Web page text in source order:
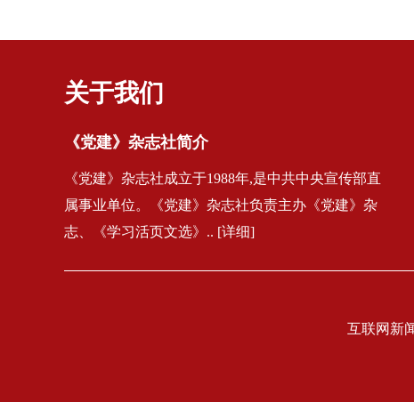
关于我们
《党建》杂志社简介
《党建》杂志社成立于1988年,是中共中央宣传部直
属事业单位。《党建》杂志社负责主办《党建》杂
志、《学习活页文选》.. [详细]
互联网新